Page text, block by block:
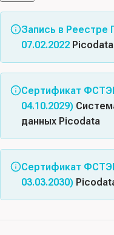
Запись в
07.02.2022 Picodata
Альтернативные
среды; Picodata для
среды разработки;
резервной среды;
Класс(ы) ПО:02.07 -
Код(ы) продукции:
Сертификат
04.10.2029)
данных Picodata
Соответствует
доверия(6),
Схема сертификации:
лаборатория:ООО
Сертификат
03.03.2030)